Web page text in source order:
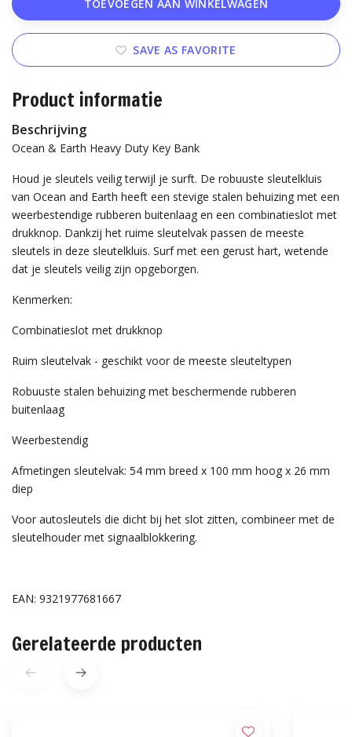
TOEVOEGEN AAN WINKELWAGEN
SAVE AS FAVORITE
Product informatie
Beschrijving
Ocean & Earth Heavy Duty Key Bank
Houd je sleutels veilig terwijl je surft. De robuuste sleutelkluis
van Ocean and Earth heeft een stevige stalen behuizing met een
weerbestendige rubberen buitenlaag en een combinatieslot met
drukknop. Dankzij het ruime sleutelvak passen de meeste
sleutels in deze sleutelkluis. Surf met een gerust hart, wetende
dat je sleutels veilig zijn opgeborgen.
Kenmerken:
Combinatieslot met drukknop
Ruim sleutelvak - geschikt voor de meeste sleuteltypen
Robuuste stalen behuizing met beschermende rubberen
buitenlaag
Weerbestendig
Afmetingen sleutelvak: 54 mm breed x 100 mm hoog x 26 mm
diep
Voor autosleutels die dicht bij het slot zitten, combineer met de
sleutelhouder met signaalblokkering.
EAN: 9321977681667
Gerelateerde producten